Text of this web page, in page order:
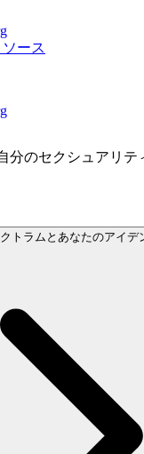
ソース
分のセクシュアリテ
トラムとあなたのアイデ